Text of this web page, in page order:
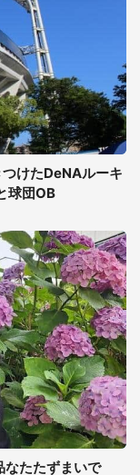
けたDeNAルーキ
球団OB
なたたずまいで